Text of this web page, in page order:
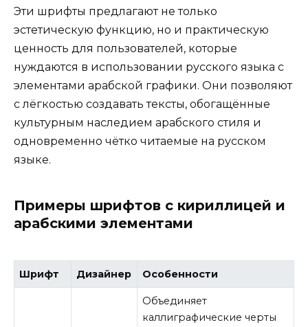
Эти шрифты предлагают не только
эстетическую функцию, но и практическую
ценность для пользователей, которые
нуждаются в использовании русского языка с
элементами арабской графики. Они позволяют
с лёгкостью создавать тексты, обогащённые
культурным наследием арабского стиля и
одновременно чётко читаемые на русском
языке.
Примеры шрифтов с кириллицей и
арабскими элементами
Шрифт Дизайнер Особенности
Объединяет
каллиграфические черты